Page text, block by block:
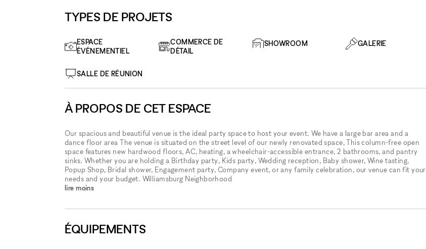
TYPES DE PROJETS
ESPACE
ÉVÉNEMENTIEL
COMMERCE DE
DÉTAIL
SHOWROOM GALERIE
SALLE DE RÉUNION
À PROPOS DE CET ESPACE
Our spacious and beautiful venue is the ideal party space to host your event. We have a large bar area and a
dance floor area The venue is situated on the street level of our newly renovated space, This column-free open
space features new hardwood floors, AC, heating, a wheelchair-accessible entrance, 2 bathrooms, and pantry
sinks. Whether you are holding a Birthday party, Kids party, Wedding reception, Baby shower, Wine tasting,
Popup Shop, Bridal shower, Engagement party, Company event, or any family celebration, our venue can fit your
needs and your budget. Williamsburg Neighborhood
lire moins
ÉQUIPEMENTS